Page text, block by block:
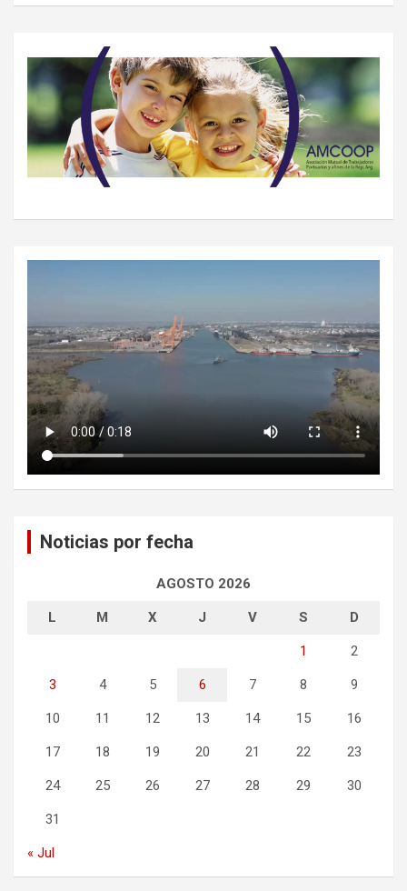
Noticias por fecha
AGOSTO 2026
L M X J V S D
1 2
3 4 5 6 7 8 9
10 11 12 13 14 15 16
17 18 19 20 21 22 23
24 25 26 27 28 29 30
31
« Jul